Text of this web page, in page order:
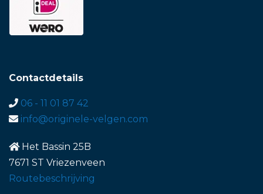
Contactdetails
06 - 11 01 87 42
info@originele-velgen.com
Het Bassin 25B
7671 ST Vriezenveen
Routebeschrijving